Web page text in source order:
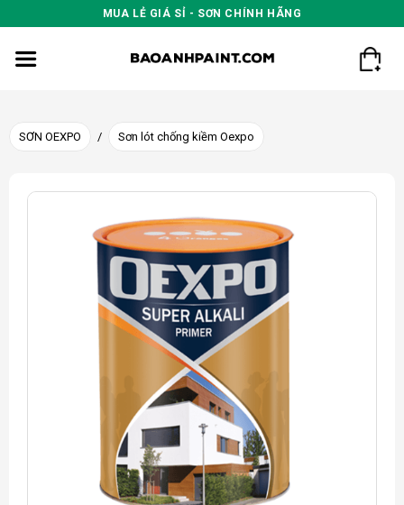
to
content
MUA LẺ GIÁ SỈ - SƠN CHÍNH HÃNG
SƠN OEXPO / Sơn lót chống kiềm Oexpo